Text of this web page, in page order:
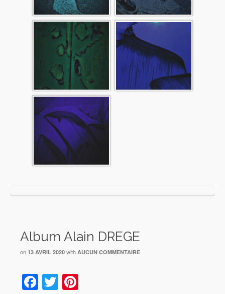
Album Alain DREGE
on 13 AVRIL 2020 with AUCUN COMMENTAIRE
Facebook
Twitter